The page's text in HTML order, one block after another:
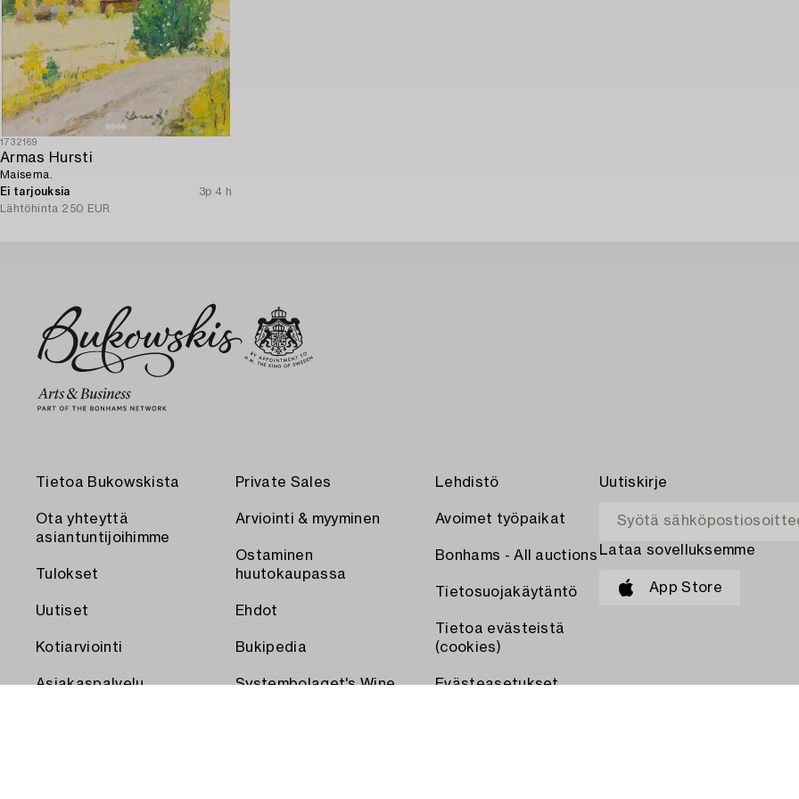
1732169
Armas Hursti
Maisema.
Ei tarjouksia
3p 4 h
Lähtöhinta 250 EUR
Tietoa Bukowskista
Ota yhteyttä
asiantuntijoihimme
Tulokset
Uutiset
Kotiarviointi
Asiakaspalvelu
Private Sales
Arviointi & myyminen
Ostaminen
huutokaupassa
Ehdot
Bukipedia
Systembolaget's Wine
Lehdistö
Avoimet työpaikat
Bonhams - All auctions
Tietosuojakäytäntö
Tietoa evästeistä
(cookies)
Evästeasetukset
Uutiskirje
Lataa sovelluksemme
App Store